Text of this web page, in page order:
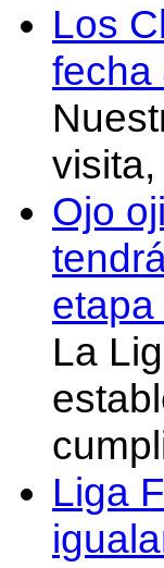
Los
fecha
Ojo
La
Liga